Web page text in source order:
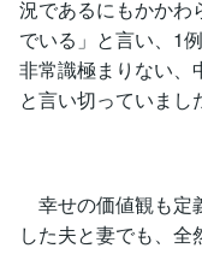
況であるにもかかわ
でいる」と言い、1
非常識極まりない、
と言い切っていまし
幸せの価値観も定
した夫と妻でも、全